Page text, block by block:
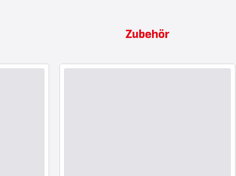
Zubehör